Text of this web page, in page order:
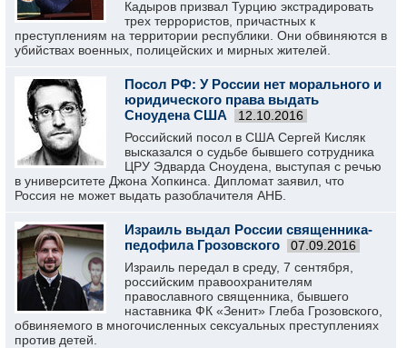
Кадыров призвал Турцию экстрадировать
трех террористов, причастных к
преступлениям на территории республики. Они обвиняются в
убийствах военных, полицейских и мирных жителей.
Посол РФ: У России нет морального и
юридического права выдать
Сноудена США
12.10.2016
Российский посол в США Сергей Кисляк
высказался о судьбе бывшего сотрудника
ЦРУ Эдварда Сноудена, выступая с речью
в университете Джона Хопкинса. Дипломат заявил, что
Россия не может выдать разоблачителя АНБ.
Израиль выдал России священника-
педофила Грозовского
07.09.2016
Израиль передал в среду, 7 сентября,
российским правоохранителям
православного священника, бывшего
наставника ФК «Зенит» Глеба Грозовского,
обвиняемого в многочисленных сексуальных преступлениях
против детей.